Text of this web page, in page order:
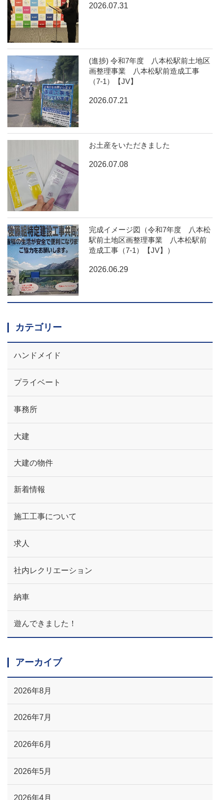
2026.07.31
(進捗) 令和7年度 八本松駅前土地区
画整理事業 八本松駅前造成工事
（7-1）【JV】
2026.07.21
お土産をいただきました
2026.07.08
完成イメージ図（令和7年度 八本松
駅前土地区画整理事業 八本松駅前
造成工事（7-1）【JV】）
2026.06.29
カテゴリー
ハンドメイド
プライベート
事務所
大建
大建の物件
新着情報
施工工事について
求人
社内レクリエーション
納車
遊んできました！
アーカイブ
2026年8月
2026年7月
2026年6月
2026年5月
2026年4月